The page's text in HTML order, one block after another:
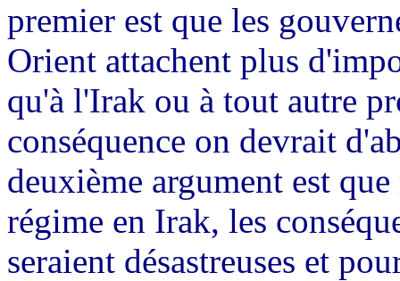
premier est que les
Orient attachent plus
qu'à l'Irak ou à tout autre
conséquence on devrait
deuxième argument est
régime en Irak, les
seraient désastreuses et